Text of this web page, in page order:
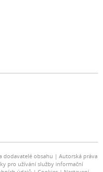
dodavatelé obsahu
Autorská práva
pro užívání služby informační